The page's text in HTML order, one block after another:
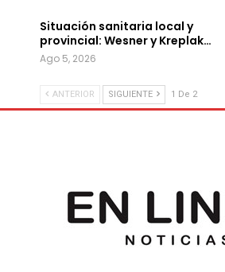
Situación sanitaria local y
provincial: Wesner y Kreplak…
Ago 5, 2026
ANTERIOR SIGUIENTE 1 De 2